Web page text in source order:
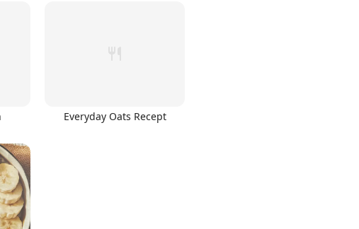
Everyday Oats Recept